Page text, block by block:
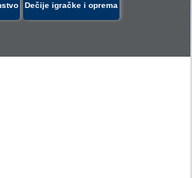
Dečije igračke i oprema